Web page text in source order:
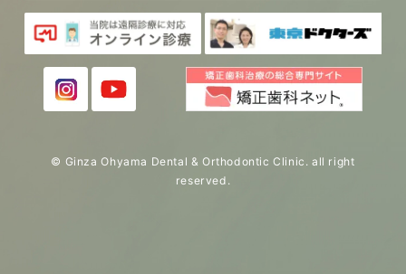
© Ginza Ohyama Dental & Orthodontic Clinic. all right
reserved.